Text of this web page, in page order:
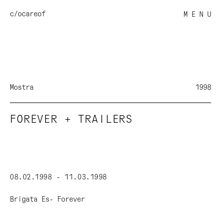
c/ocareof M E N U
Mostra 1998
FOREVER + TRAILERS
08.02.1998 - 11.03.1998
Brigata Es- Forever